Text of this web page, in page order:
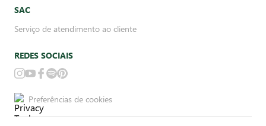
SAC
Serviço de atendimento ao cliente
REDES SOCIAIS
Preferências de cookies